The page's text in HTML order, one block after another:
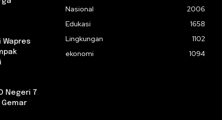
Wapres
Negeri 7
Gemar
Nasional
2006
Edukasi
1658
Lingkungan
1102
ekonomi
1094